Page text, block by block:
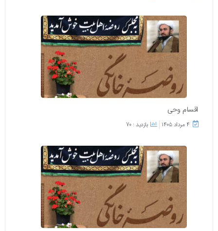
اقسام وحی
۴ مرداد ۱۴۰۵ بازدید : 70